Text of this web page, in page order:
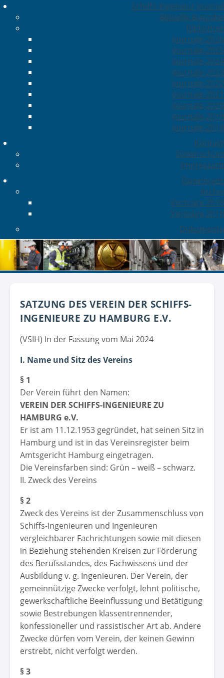
Schiffs-Ingenieur Journal
Aktuelle Ausgabe
Bibliothek
Journale-2026
Journale-2025
Journale-2024
Journale-2023
Journale-2022
Journale-2021
Journale-2020
Journale-2019
Journale-2018
Kontakt
Datenschutz
Impressum
Downloads
Archiv
Vorträge 2018
Vorträge 2019
Dokumente
SATZUNG DES VEREIN DER SCHIFFS-
INGENIEURE ZU HAMBURG E.V.
(VSIH) In der Fassung vom Mai 2024
I. Name und Sitz des Vereins
§ 1
Der Verein führt den Namen:
VEREIN DER SCHIFFS-INGENIEURE ZU
HAMBURG e.V.
Er ist am 11.12.1953 gegründet, hat seinen Sitz in
Hamburg und ist in das Vereinsregister beim
Amtsgericht Hamburg eingetragen.
Die Vereinsfarben sind: Grün – weiß – schwarz.
II. Zweck des Vereins
§ 2
Zweck des Vereins ist der Zusammenschluss von
Schiffs-Ingenieuren und Ingenieuren
vergleichbarer Fachrichtungen sowie mit diesen
in Beziehung stehenden Kreisen zur Förderung
des Berufsstandes, des Fachwissens und der
Ausbildung v. g. Ingenieuren. Der Verein, der
gemeinnützige Zwecke verfolgt, lehnt politische,
gewerkschaftliche Beeinflussung und Betätigung
sowie Bestrebungen klassentrennender,
konfessioneller und rassistischer Art ab. Andere
Zwecke dürfen vom Verein, der keinen Gewinn
erstrebt, nicht verfolgt werden.
§ 3